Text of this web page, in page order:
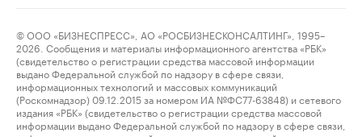
© ООО «БИЗНЕСПРЕСС», АО «РОСБИЗНЕСКОНСАЛТИНГ», 1995–
2026. Сообщения и материалы информационного агентства «РБК»
(свидетельство о регистрации средства массовой информации
выдано Федеральной службой по надзору в сфере связи,
информационных технологий и массовых коммуникаций
(Роскомнадзор) 09.12.2015 за номером ИА №ФС77-63848) и сетевого
издания «РБК» (свидетельство о регистрации средства массовой
информации выдано Федеральной службой по надзору в сфере связи,